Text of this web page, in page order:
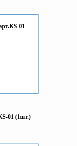
01
01 (1шт.)